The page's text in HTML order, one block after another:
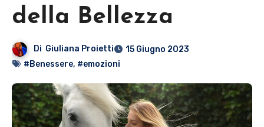
della Bellezza
Di Giuliana Proietti
15 Giugno 2023
#Benessere, #emozioni